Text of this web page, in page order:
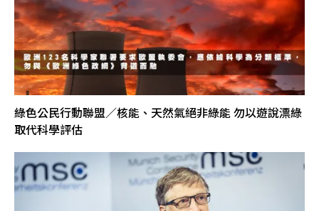
綠色公民行動聯盟／核能、天然氣絕非綠能 勿以遊說漂綠
取代科學評估